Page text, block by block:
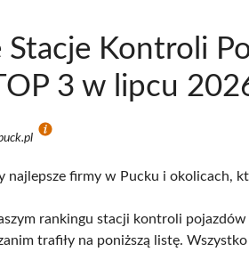
Stacje Kontroli
3 w lipcu
najlepsze firmy w Pucku i okolicach,
rankingu stacji kontroli pojazdów
trafiły na poniższą listę.